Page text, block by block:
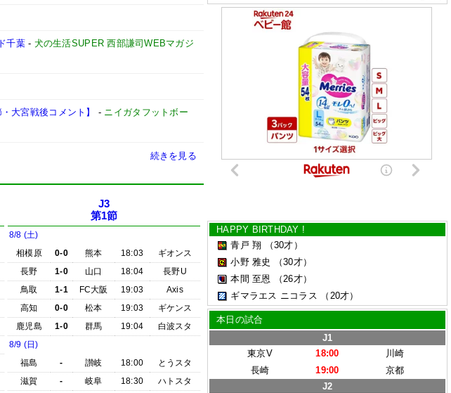
千葉- 犬の生活SUPER 西部謙司WEBマガジ
大宮戦後コメント】 - ニイガタフットボー
続きを見る
J3
第1節
8/8 (土)
相模原
0-0 熊本 18:03
ギオンス
長野
1-0 山口 18:04
長野U
鳥取
1-1 FC大阪 19:03
Axis
高知
0-0 松本 19:03
ギケンス
鹿児島
1-0 群馬 19:04
白波スタ
8/9 (日)
福島
- 讃岐 18:00
とうスタ
滋賀
- 岐阜 18:30
ハトスタ
HAPPY BIRTHDAY !
青戸 翔
（30才）
小野 雅史
（30才）
本間 至恩
（26才）
ギマラエス ニコラス
（20才）
本日の試合
J1
東京V
18:00
川崎
長崎
19:00
京都
J2